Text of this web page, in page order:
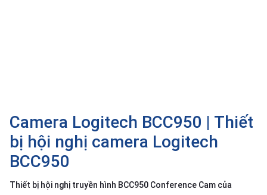
Camera Logitech BCC950 | Thiết
bị hội nghị camera Logitech
BCC950
Thiết bị hội nghị truyền hình BCC950 Conference Cam của
pháp
Dịch
vụ
Hỗ